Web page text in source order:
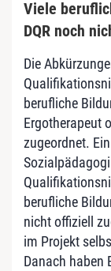
Viele
DQR noch
Die
berufliche
Ergotherapeut
zugeordnet.
berufliche
nicht offiziell
im Projekt
Danach haben